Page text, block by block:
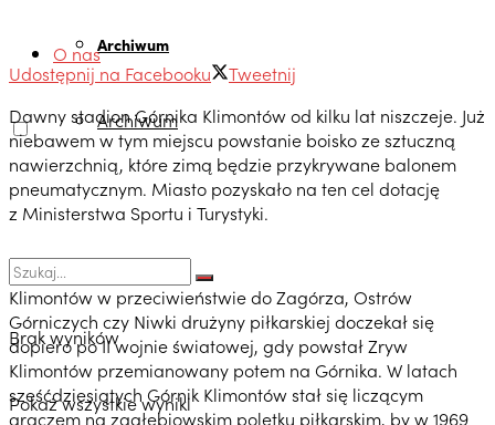
Archiwum
O nas
Archiwum
Brak wyników
Pokaż wszystkie wyniki
Udostępnij na Facebooku
Tweetnij
Dawny stadion Górnika Klimontów od kilku lat niszczeje. Już
niebawem w tym miejscu powstanie boisko ze sztuczną
nawierzchnią, które zimą będzie przykrywane balonem
pneumatycznym. Miasto pozyskało na ten cel dotację
z Ministerstwa Sportu i Turystyki.
Klimontów w przeciwieństwie do Zagórza, Ostrów
Górniczych czy Niwki drużyny piłkarskiej doczekał się
dopiero po II wojnie światowej, gdy powstał Zryw
Klimontów przemianowany potem na Górnika. W latach
sześćdziesiątych Górnik Klimontów stał się liczącym
graczem na zagłębiowskim poletku piłkarskim, by w 1969